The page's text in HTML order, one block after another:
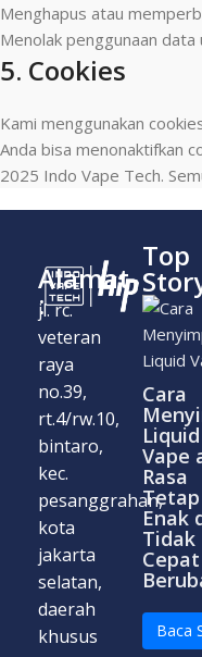
Menghapus atau
Menolak penggunaan
5. Cookies
Kami menggunakan
Anda bisa menonaktifkan
2025 Indo Vape Tech.
Alamat
:
jl. rc.
veteran
raya
no.39,
rt.4/rw.10,
bintaro,
kec.
pesanggrahan,
kota
jakarta
selatan,
daerah
khusus
Top
Cara
Liquid
Vape
Rasa
Tetap
Enak
Tidak
Cepat
Baca